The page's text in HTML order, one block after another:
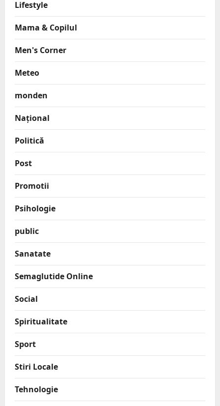
Lifestyle
Mama & Copilul
Men's Corner
Meteo
monden
Național
Politică
Post
Promotii
Psihologie
public
Sanatate
Semaglutide Online
Social
Spiritualitate
Sport
Stiri Locale
Tehnologie